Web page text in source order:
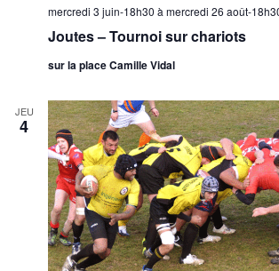
Joutes – Tournoi sur chariots
mercredi 3 juin-18h30 à mercredi 26 août-
sur la place Camille Vidal
JEU
4